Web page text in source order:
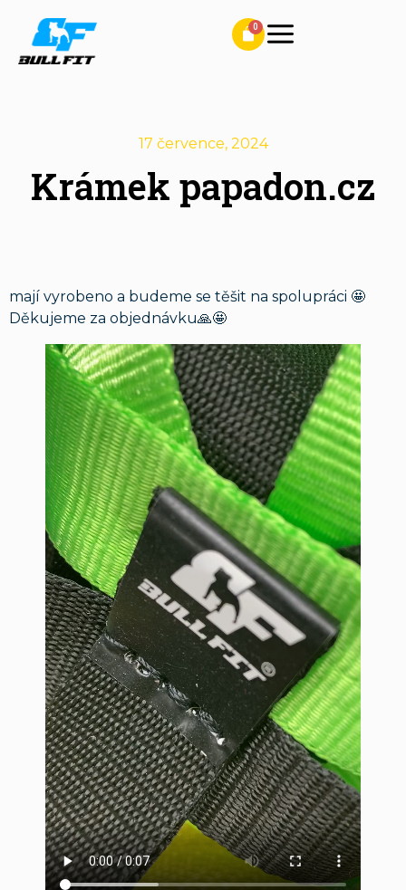
17 července, 2024
Krámek papadon.cz
mají vyrobeno a budeme se těšit na spolupráci 🤩
Děkujeme za objednávku🙏🤩